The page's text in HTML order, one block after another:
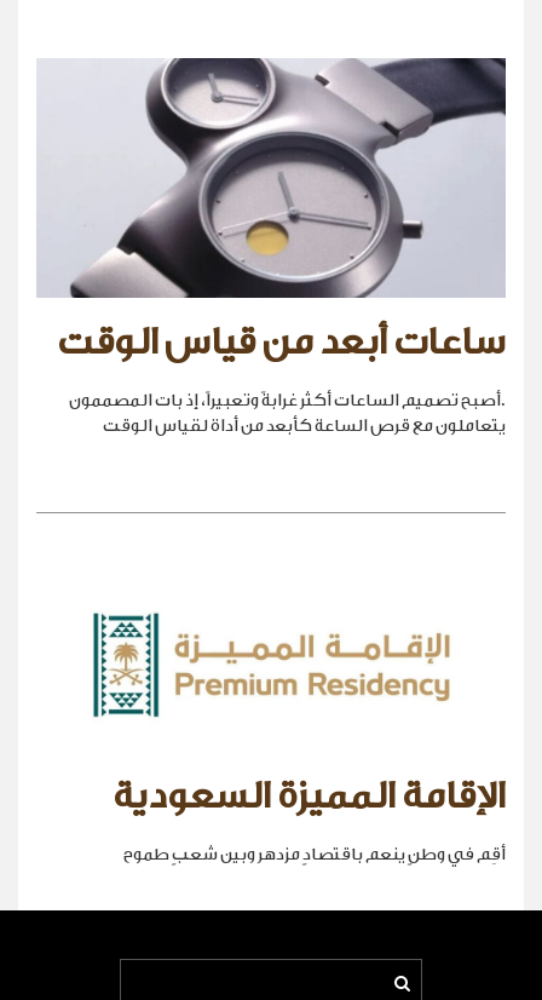
ساعات أبعد من قياس الوقت
.أصبح تصميم الساعات أكثر غرابةً وتعبيراً، إذ بات المصممون
يتعاملون مع قرص الساعة كأبعد من أداة لقياس الوقت
الإقامة المميزة السعودية
أقِم في وطنٍ ينعم باقتصادٍ مزدهر وبين شعبٍ طموح